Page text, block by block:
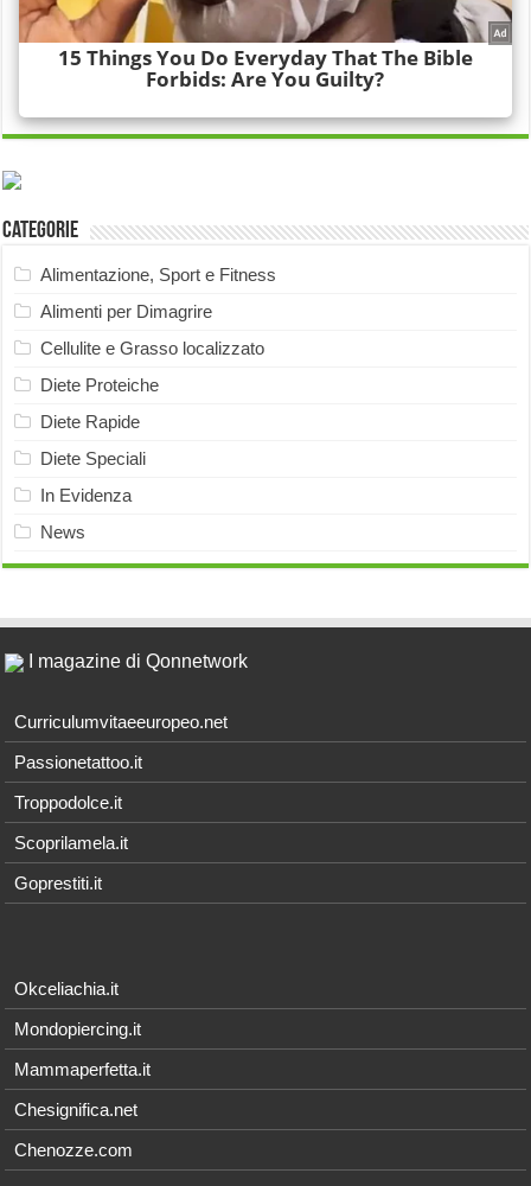
Categorie
Alimentazione, Sport e Fitness
Alimenti per Dimagrire
Cellulite e Grasso localizzato
Diete Proteiche
Diete Rapide
Diete Speciali
In Evidenza
News
I magazine di Qonnetwork
Curriculumvitaeeuropeo.net
Passionetattoo.it
Troppodolce.it
Scoprilamela.it
Goprestiti.it
Okceliachia.it
Mondopiercing.it
Mammaperfetta.it
Chesignifica.net
Chenozze.com